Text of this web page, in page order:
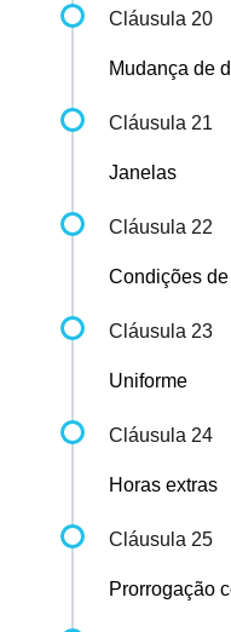
Cláusula 20
Mudança de
Cláusula 21
Janelas
Cláusula 22
Condições
Cláusula 23
Uniforme
Cláusula 24
Horas extras
Cláusula 25
Prorrogação